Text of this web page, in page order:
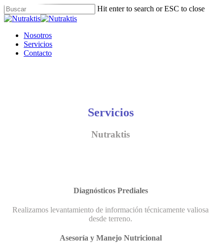
Skip
to
content
Hit enter to search or ESC to close
Close
Menu
Nosotros
Servicios
Contacto
Servicios
Nutraktis
Diagnósticos Prediales
Realizamos levantamiento de información técnicamente valiosa
desde terreno.
Asesoría y Manejo Nutricional